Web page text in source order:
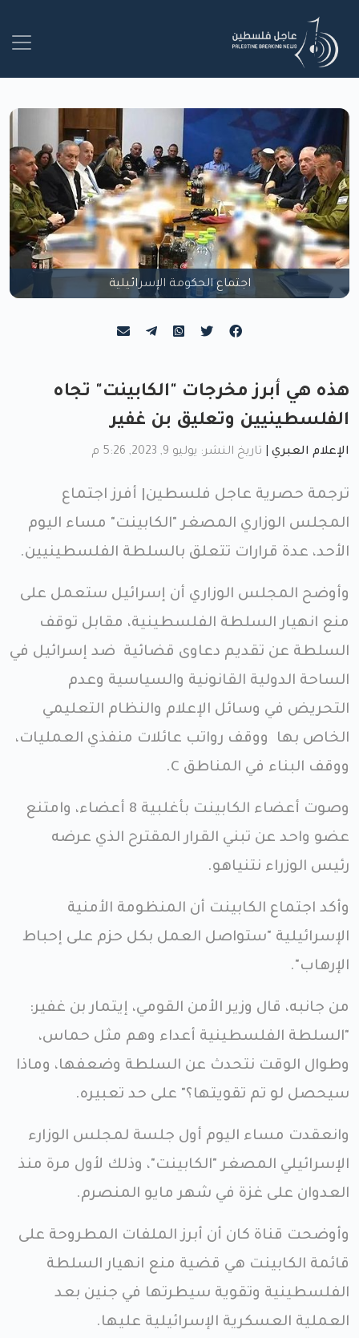
اجتماع الحكومة الإسرائيلية
هذه هي أبرز مخرجات "الكابينت" تجاه
الفلسطينيين وتعليق بن غفير
الإعلام العبري تاريخ النشر: يوليو 9, 2023, 5:26 م
ترجمة حصرية عاجل فلسطين| أفرز اجتماع
المجلس الوزاري المصغر "الكابينت" مساء اليوم
الأحد، عدة قرارات تتعلق بالسلطة الفلسطينيين.
وأوضح المجلس الوزاري أن إسرائيل ستعمل على
منع انهيار السلطة الفلسطينية، مقابل توقف
السلطة عن تقديم دعاوى قضائية ضد إسرائيل في
الساحة الدولية القانونية والسياسية وعدم
التحريض في وسائل الإعلام والنظام التعليمي
الخاص بها ووقف رواتب عائلات منفذي العمليات،
ووقف البناء في المناطق C.
وصوت أعضاء الكابينت بأغلبية 8 أعضاء، وامتنع
عضو واحد عن تبني القرار المقترح الذي عرضه
رئيس الوزراء نتنياهو.
وأكد اجتماع الكابينت أن المنظومة الأمنية
الإسرائيلية "ستواصل العمل بكل حزم على إحباط
الإرهاب".
من جانبه، قال وزير الأمن القومي، إيتمار بن غفير:
"السلطة الفلسطينية أعداء وهم مثل حماس،
وطوال الوقت نتحدث عن السلطة وضعفها، وماذا
سيحصل لو تم تقويتها؟" على حد تعبيره.
وانعقدت مساء اليوم أول جلسة لمجلس الوزارء
الإسرائيلي المصغر "الكابينت"، وذلك لأول مرة منذ
العدوان على غزة في شهر مايو المنصرم.
وأوضحت قناة كان أن أبرز الملفات المطروحة على
قائمة الكابينت هي قضية منع انهيار السلطة
الفلسطينية وتقوية سيطرتها في جنين بعد
العملية العسكرية الإسرائيلية عليها.